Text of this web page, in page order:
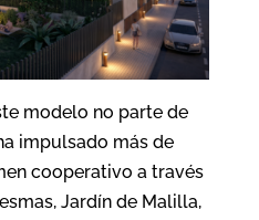
modelo no parte de
impulsado más de
cooperativo a través
Jardín de Malilla,